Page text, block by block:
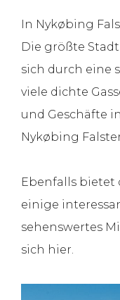
In Nykøbing
Die größte
sich durch eine
viele dichte
und Geschäfte
Nykøbing
Ebenfalls bietet
einige
sehenswertes
sich hier.